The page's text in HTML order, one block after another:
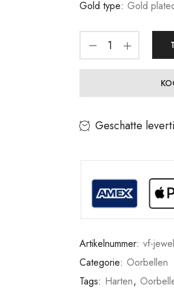
Gold type: Gold
Geschatte
Artikelnummer: vf-
Categorie: Oorbellen
Tags: Harten,